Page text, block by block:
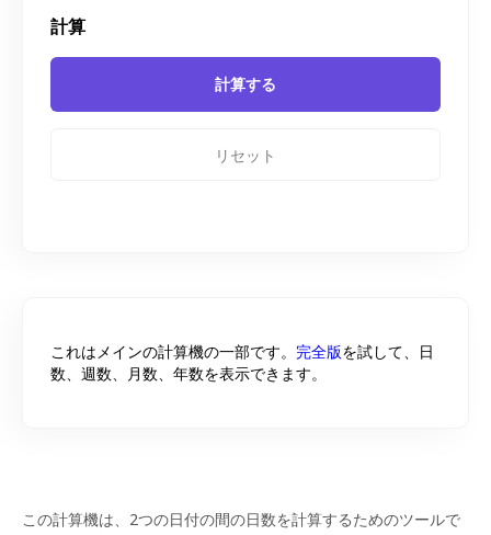
計算
リセット
これはメインの計算機の一部です。 完全版を試して、日
数、週数、月数、年数を表示できます。
この計算機は、2つの日付の間の日数を計算するためのツールで